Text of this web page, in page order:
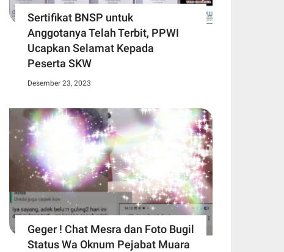
Sertifikat BNSP untuk
Anggotanya Telah Terbit, PPWI
Ucapkan Selamat Kepada
Peserta SKW
Desember 23, 2023
Geger ! Chat Mesra dan Foto Bugil
Status Wa Oknum Pejabat Muara